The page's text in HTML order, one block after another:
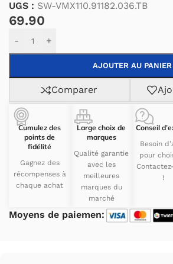
UGS : SW-VMX110.91182.036.TB
69.90
- +
AJOUTER AU PANIER
Alternative:
Comparer
Cumulez des
points de
fidélité
Gagnez des
récompenses à
chaque achat
Large choix de
marques
Qualité garantie
avec les
meilleures
marques du
marché
Conseil
Besoin
pour
!
Moyens de paiemen: